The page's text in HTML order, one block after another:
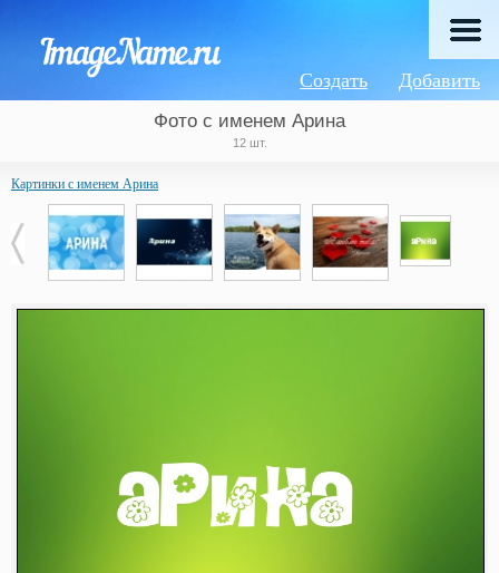
Добавить
Создать
Фото с именем Арина
12 шт.
Картинки с именем Арина